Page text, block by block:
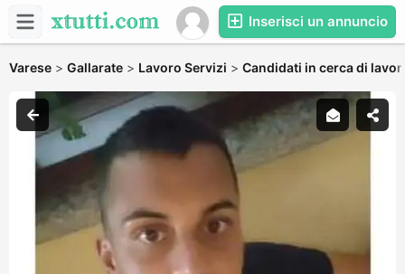
Inserisci un annuncio
Varese > Gallarate > Lavoro Servizi > Candidati in cerca di